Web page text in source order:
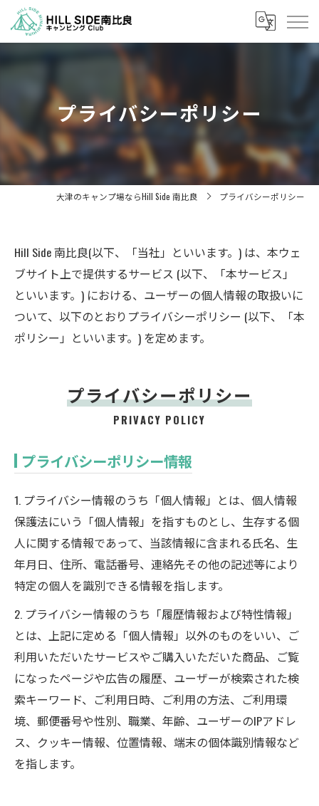
プライバシーポリシー
大津のキャンプ場ならHill Side 南比良 プライバシーポリシー
Hill Side 南比良(以下、「当社」といいます。) は、本ウェ
ブサイト上で提供するサービス (以下、「本サービス」
といいます。) における、ユーザーの個人情報の取扱いに
ついて、以下のとおりプライバシーポリシー (以下、「本
ポリシー」といいます。) を定めます。
プライバシーポリシー
PRIVACY POLICY
プライバシーポリシー情報
1. プライバシー情報のうち「個人情報」とは、個人情報
保護法にいう「個人情報」を指すものとし、生存する個
人に関する情報であって、当該情報に含まれる氏名、生
年月日、住所、電話番号、連絡先その他の記述等により
特定の個人を識別できる情報を指します。
2. プライバシー情報のうち「履歴情報および特性情報」
とは、上記に定める「個人情報」以外のものをいい、ご
利用いただいたサービスやご購入いただいた商品、ご覧
になったページや広告の履歴、ユーザーが検索された検
索キーワード、ご利用日時、ご利用の方法、ご利用環
境、郵便番号や性別、職業、年齢、ユーザーのIPアドレ
ス、クッキー情報、位置情報、端末の個体識別情報など
を指します。